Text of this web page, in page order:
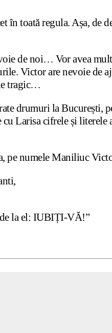
toată regula. Așa, de
de noi… Vor avea
Victor are nevoie de
tragic…
drumuri la București,
Larisa cifrele și
pe numele Maniliuc
de la el: IUBIȚI-VĂ!”